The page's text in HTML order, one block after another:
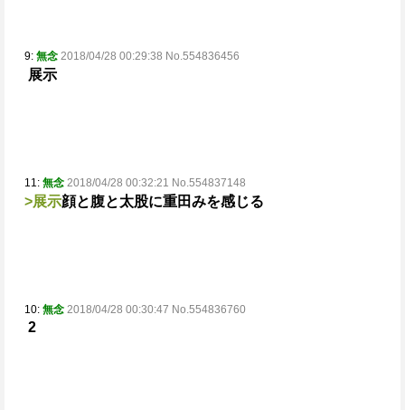
9: 無念 2018/04/28 00:29:38 No.554836456
展示
11: 無念 2018/04/28 00:32:21 No.554837148
>展示顔と腹と太股に重田みを感じる
10: 無念 2018/04/28 00:30:47 No.554836760
2